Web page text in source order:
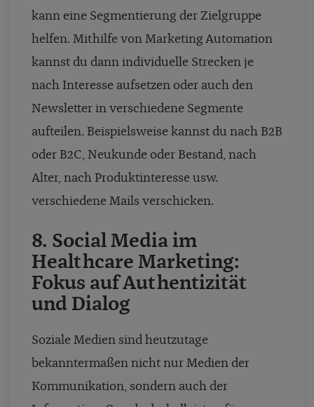
kann eine Segmentierung der Zielgruppe
helfen. Mithilfe von Marketing Automation
kannst du dann individuelle Strecken je
nach Interesse aufsetzen oder auch den
Newsletter in verschiedene Segmente
aufteilen. Beispielsweise kannst du nach B2B
oder B2C, Neukunde oder Bestand, nach
Alter, nach Produktinteresse usw.
verschiedene Mails verschicken.
8. Social Media im
Healthcare Marketing:
Fokus auf Authentizität
und Dialog
Soziale Medien sind heutzutage
bekanntermaßen nicht nur Medien der
Kommunikation, sondern auch der